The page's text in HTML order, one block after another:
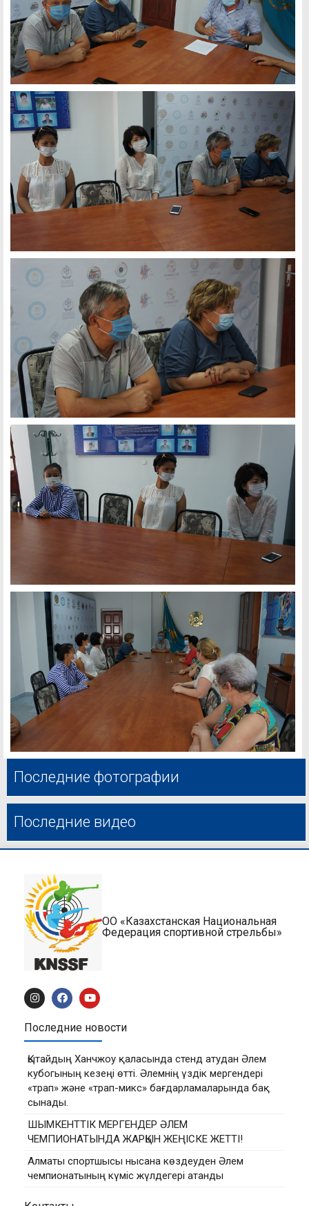
Последние фотографии
Последние видео
ОО «Казахстанская Национальная
Федерация спортивной стрельбы»
Последние новости
Қытайдың Ханчжоу қаласында стенд атудан Әлем
кубогының кезеңі өтті. Әлемнің үздік мергендері
«трап» және «трап-микс» бағдарламаларында бақ
сынады.
ШЫМКЕНТТІК МЕРГЕНДЕР ӘЛЕМ
ЧЕМПИОНАТЫНДА ЖАРҚЫН ЖЕҢІСКЕ ЖЕТТІ!
Алматы спортшысы нысана көздеуден Әлем
чемпионатының күміс жүлдегері атанды